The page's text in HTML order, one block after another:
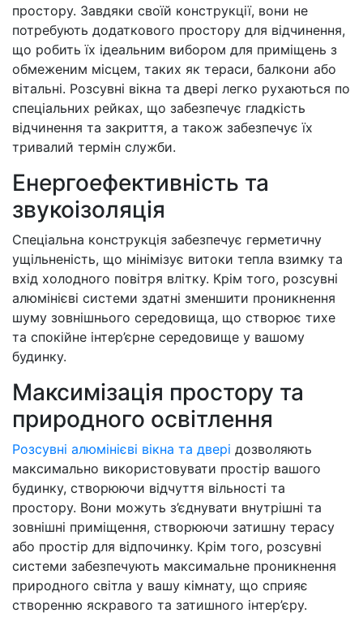
простору. Завдяки своїй конструкції, вони не
потребують додаткового простору для відчинення,
що робить їх ідеальним вибором для приміщень з
обмеженим місцем, таких як тераси, балкони або
вітальні. Розсувні вікна та двері легко рухаються по
спеціальних рейках, що забезпечує гладкість
відчинення та закриття, а також забезпечує їх
тривалий термін служби.
Енергоефективність та
звукоізоляція
Спеціальна конструкція забезпечує герметичну
ущільненість, що мінімізує витоки тепла взимку та
вхід холодного повітря влітку. Крім того, розсувні
алюмінієві системи здатні зменшити проникнення
шуму зовнішнього середовища, що створює тихе
та спокійне інтер’єрне середовище у вашому
будинку.
Максимізація простору та
природного освітлення
Розсувні алюмінієві вікна та двері дозволяють
максимально використовувати простір вашого
будинку, створюючи відчуття вільності та
простору. Вони можуть з’єднувати внутрішні та
зовнішні приміщення, створюючи затишну терасу
або простір для відпочинку. Крім того, розсувні
системи забезпечують максимальне проникнення
природного світла у вашу кімнату, що сприяє
створенню яскравого та затишного інтер’єру.